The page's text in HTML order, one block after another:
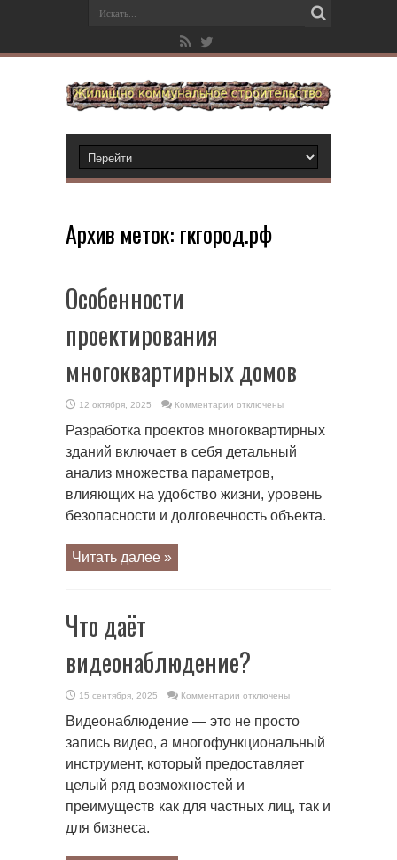
Архив меток: гкгород.рф
Особенности
проектирования
многоквартирных домов
12 октября, 2025 Комментарии
проектирования
домов
отключены
Разработка проектов многоквартирных
зданий включает в себя детальный
анализ множества параметров,
влияющих на удобство жизни, уровень
безопасности и долговечность объекта.
Читать далее »
Что даёт
видеонаблюдение?
15 сентября, 2025 Комментарии
даёт
отключены
Видеонаблюдение — это не просто
запись видео, а многофункциональный
инструмент, который предоставляет
целый ряд возможностей и
преимуществ как для частных лиц, так и
для бизнеса.